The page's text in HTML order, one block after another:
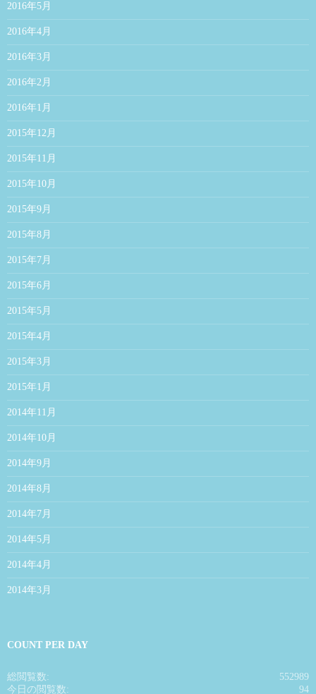
2016年5月
2016年4月
2016年3月
2016年2月
2016年1月
2015年12月
2015年11月
2015年10月
2015年9月
2015年8月
2015年7月
2015年6月
2015年5月
2015年4月
2015年3月
2015年1月
2014年11月
2014年10月
2014年9月
2014年8月
2014年7月
2014年5月
2014年4月
2014年3月
COUNT PER DAY
552989
総閲覧数:
94
今日の閲覧数: